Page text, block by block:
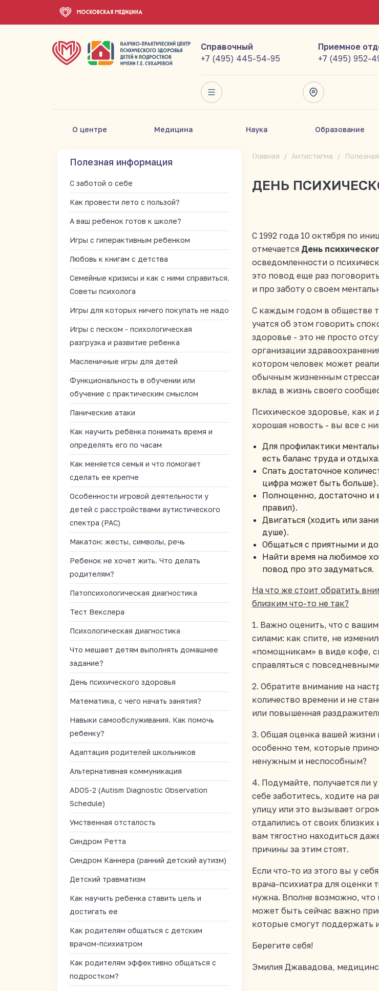
Справочный
+7 (495) 445-54-95
Приемное
+7 (495) 952-
О центре Медицина Наука Образование
Полезная информация
С заботой о себе
Как провести лето с пользой?
А ваш ребенок готов к школе?
Игры с гиперактивным ребенком
Любовь к книгам с детства
Семейные кризисы и как с ними справиться.
Советы психолога
Игры для которых ничего покупать не надо
Игры с песком - психологическая
разгрузка и развитие ребенка
Масленичные игры для детей
Функциональность в обучении или
обучение с практическим смыслом
Панические атаки
Как научить ребёнка понимать время и
определять его по часам
Как меняется семья и что помогает
сделать ее крепче
Особенности игровой деятельности у
детей с расстройствами аутистического
спектра (РАС)
Макатон: жесты, символы, речь
Ребенок не хочет жить. Что делать
родителям?
Патопсихологическая диагностика
Тест Векслера
Психологическая диагностика
Что мешает детям выполнять домашнее
задание?
День психического здоровья
Математика, с чего начать занятия?
Навыки самообслуживания. Как помочь
ребенку?
Адаптация родителей школьников
Альтернативная коммуникация
ADOS-2 (Autism Diagnostic Observation
Schedule)
Умственная отсталость
Синдром Ретта
Синдром Каннера (ранний детский аутизм)
Детский травматизм
Как научить ребенка ставить цель и
достигать ее
Как родителям общаться с детским
врачом-психиатром
Как родителям эффективно общаться с
подростком?
Главная Антистигма
ДЕНЬ
C 1992 года 10 октября по
отмечается День
осведомленности о
это повод еще раз
и про заботу о своем
С каждым годом в обществе
учатся об этом говорить
здоровье - это не просто
организации
котором человек может
обычным жизненным
вклад в жизнь своего
Психическое здоровье, как
хорошая новость - вы все с
Для профилактики
есть баланс труда и отдыха.
Спать достаточное
цифра может быть больше).
Полноценно, достаточно и
правил).
Двигаться (ходить или
душе).
Общаться с приятными и
Найти время на любимое
повод про это задуматься.
На что же стоит обратить
близким что-то не так?
1. Важно оценить, что с
силами: как спите, не
«помощникам» в виде кофе,
справляться с
2. Обратите внимание на
количество времени и не
или повышенная
3. Общая оценка вашей жизни
особенно тем, которые
ненужным и неспособным?
4. Подумайте, получается ли
себе заботитесь, ходите на
улицу или это вызывает
отдалились от своих
вам тягостно находиться
причины за этим стоят.
Если что-то из этого вы у
врача-психиатра для оценки
нужна. Вполне возможно, что
может быть сейчас важно
которые смогут поддержать
Берегите себя!
Эмилия Джавадова,